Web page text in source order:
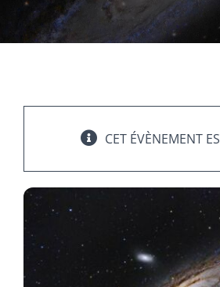
ACTUALITES
ADHERER
CET ÉVÈNEMENT